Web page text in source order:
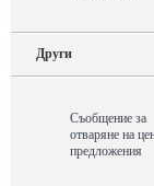
Други
Съобщение за
отваряне на
предложения